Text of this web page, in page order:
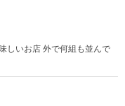
しいお店 外で何組も並んで